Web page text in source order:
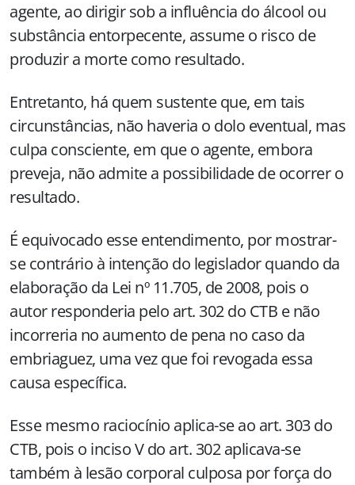
agente, ao dirigir sob a influência do álcool ou
substância entorpecente, assume o risco de
produzir a morte como resultado.
Entretanto, há quem sustente que, em tais
circunstâncias, não haveria o dolo eventual, mas
culpa consciente, em que o agente, embora
preveja, não admite a possibilidade de ocorrer o
resultado.
É equivocado esse entendimento, por mostrar-
se contrário à intenção do legislador quando da
elaboração da Lei nº 11.705, de 2008, pois o
autor responderia pelo art. 302 do CTB e não
incorreria no aumento de pena no caso da
embriaguez, uma vez que foi revogada essa
causa específica.
Esse mesmo raciocínio aplica-se ao art. 303 do
CTB, pois o inciso V do art. 302 aplicava-se
também à lesão corporal culposa por força do